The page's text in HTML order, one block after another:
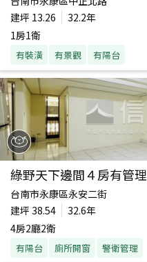
建坪 13.26
32.2年
1房1衛
有裝潢 有景觀 有陽台
綠野天下邊間４房有管理
台南市永康區永安二街
建坪 38.54
32.6年
4房2廳2衛
有陽台 廁所開窗 警衛管理